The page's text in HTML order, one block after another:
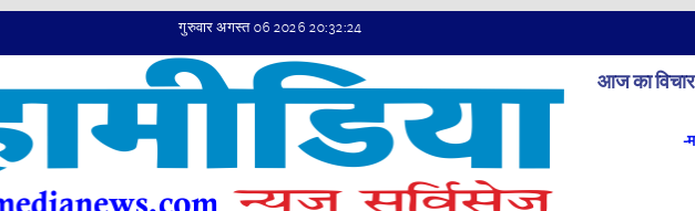
गुरुवार अगस्त 06 2026 20:32:24
आज का विचार
-